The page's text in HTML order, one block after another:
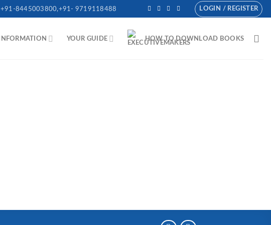
+91-8445003800,+91- 9719118488 LOGIN / REGISTER
INFORMATION YOUR GUIDE HOW TO DOWNLOAD BOOKS